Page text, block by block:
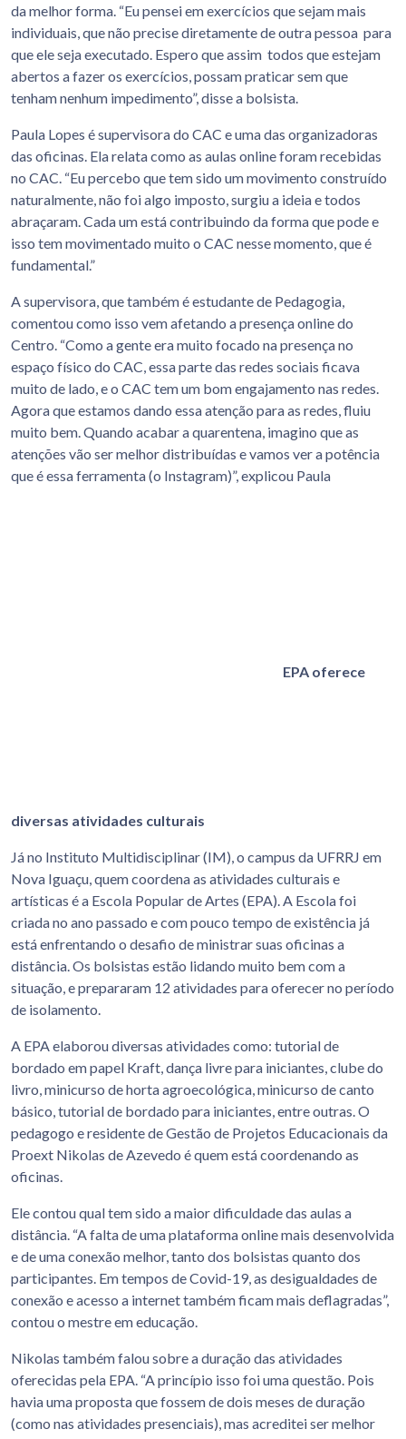
da melhor forma. “Eu pensei em exercícios que sejam mais
individuais, que não precise diretamente de outra pessoa para
que ele seja executado. Espero que assim todos que estejam
abertos a fazer os exercícios, possam praticar sem que
tenham nenhum impedimento”, disse a bolsista.
Paula Lopes é supervisora do CAC e uma das organizadoras
das oficinas. Ela relata como as aulas online foram recebidas
no CAC. “Eu percebo que tem sido um movimento construído
naturalmente, não foi algo imposto, surgiu a ideia e todos
abraçaram. Cada um está contribuindo da forma que pode e
isso tem movimentado muito o CAC nesse momento, que é
fundamental.”
A supervisora, que também é estudante de Pedagogia,
comentou como isso vem afetando a presença online do
Centro. “Como a gente era muito focado na presença no
espaço físico do CAC, essa parte das redes sociais ficava
muito de lado, e o CAC tem um bom engajamento nas redes.
Agora que estamos dando essa atenção para as redes, fluiu
muito bem. Quando acabar a quarentena, imagino que as
atenções vão ser melhor distribuídas e vamos ver a potência
que é essa ferramenta (o Instagram)”, explicou Paula
EPA oferece
diversas atividades culturais
Já no Instituto Multidisciplinar (IM), o campus da UFRRJ em
Nova Iguaçu, quem coordena as atividades culturais e
artísticas é a Escola Popular de Artes (EPA). A Escola foi
criada no ano passado e com pouco tempo de existência já
está enfrentando o desafio de ministrar suas oficinas a
distância. Os bolsistas estão lidando muito bem com a
situação, e prepararam 12 atividades para oferecer no período
de isolamento.
A EPA elaborou diversas atividades como: tutorial de
bordado em papel Kraft, dança livre para iniciantes, clube do
livro, minicurso de horta agroecológica, minicurso de canto
básico, tutorial de bordado para iniciantes, entre outras. O
pedagogo e residente de Gestão de Projetos Educacionais da
Proext Nikolas de Azevedo é quem está coordenando as
oficinas.
Ele contou qual tem sido a maior dificuldade das aulas a
distância. “A falta de uma plataforma online mais desenvolvida
e de uma conexão melhor, tanto dos bolsistas quanto dos
participantes. Em tempos de Covid-19, as desigualdades de
conexão e acesso a internet também ficam mais deflagradas”,
contou o mestre em educação.
Nikolas também falou sobre a duração das atividades
oferecidas pela EPA. “A princípio isso foi uma questão. Pois
havia uma proposta que fossem de dois meses de duração
(como nas atividades presenciais), mas acreditei ser melhor